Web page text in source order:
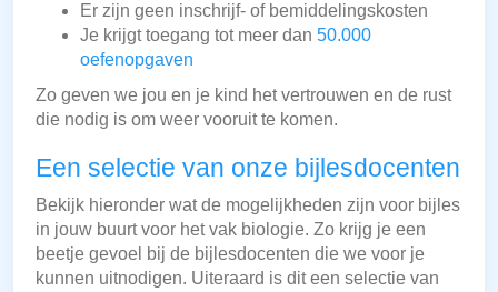
Er zijn geen inschrijf- of bemiddelingskosten
Je krijgt toegang tot meer dan 50.000
oefenopgaven
Zo geven we jou en je kind het vertrouwen en de rust
die nodig is om weer vooruit te komen.
Een selectie van onze bijlesdocenten
Bekijk hieronder wat de mogelijkheden zijn voor bijles
in jouw buurt voor het vak biologie. Zo krijg je een
beetje gevoel bij de bijlesdocenten die we voor je
kunnen uitnodigen. Uiteraard is dit een selectie van